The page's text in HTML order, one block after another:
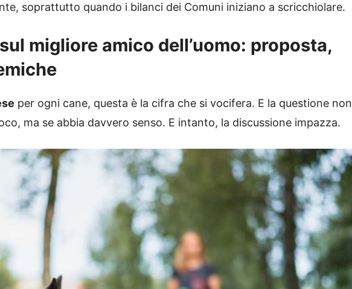
soprattutto quando i bilanci dei Comuni iniziano a scricchiolare.
migliore amico dell’uomo: proposta,
per ogni cane, questa è la cifra che si vocifera. E la questione non
ma se abbia davvero senso. E intanto, la discussione impazza.